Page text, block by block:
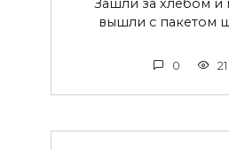
Зашли за хлебом
вышли с пакетом
0 21